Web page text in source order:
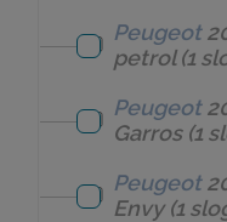
Peugeot
petrol(1
Peugeot
Garros(1
Peugeot
Envy(1